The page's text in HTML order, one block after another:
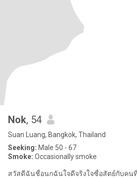
Nok, 54
Suan Luang, Bangkok, Thailand
Seeking: Male 50 - 67
Smoke: Occasionally smoke
สวัสดีฉันชื่อนกฉันใจดีจริงใจซื่อสัตย์กับคน